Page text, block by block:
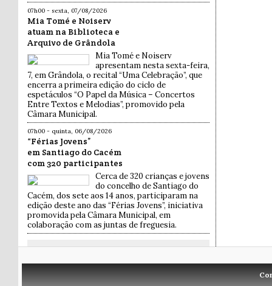
07h00 - sexta, 07/08/2026
Mia Tomé e Noiserv
atuam na Biblioteca e
Arquivo de Grândola
Mia Tomé e Noiserv
apresentam nesta sexta-feira,
7, em Grândola, o recital “Uma Celebração”, que
encerra a primeira edição do ciclo de
espetáculos “O Papel da Música – Concertos
Entre Textos e Melodias”, promovido pela
Câmara Municipal.
07h00 - quinta, 06/08/2026
“Férias Jovens”
em Santiago do Cacém
com 320 participantes
Cerca de 320 crianças e jovens
do concelho de Santiago do
Cacém, dos sete aos 14 anos, participaram na
edição deste ano das “Férias Jovens”, iniciativa
promovida pela Câmara Municipal, em
colaboração com as juntas de freguesia.